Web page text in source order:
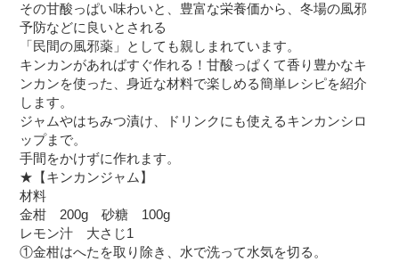
その甘酸っぱい味わいと、豊富な栄養価から、冬場の風邪
予防などに良いとされる
「民間の風邪薬」としても親しまれています。
キンカンがあればすぐ作れる！甘酸っぱくて香り豊かなキ
ンカンを使った、身近な材料で楽しめる簡単レシピを紹介
します。
ジャムやはちみつ漬け、ドリンクにも使えるキンカンシロ
ップまで。
手間をかけずに作れます。
★【キンカンジャム】
材料
金柑 200g 砂糖 100g
レモン汁 大さじ1
①金柑はへたを取り除き、水で洗って水気を切る。